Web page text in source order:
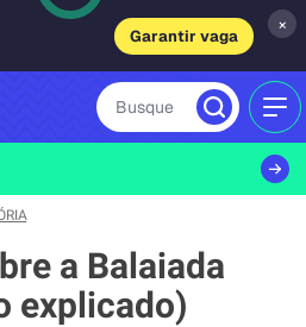
Garantir vaga
×
Busque
a Balaiada
explicado)